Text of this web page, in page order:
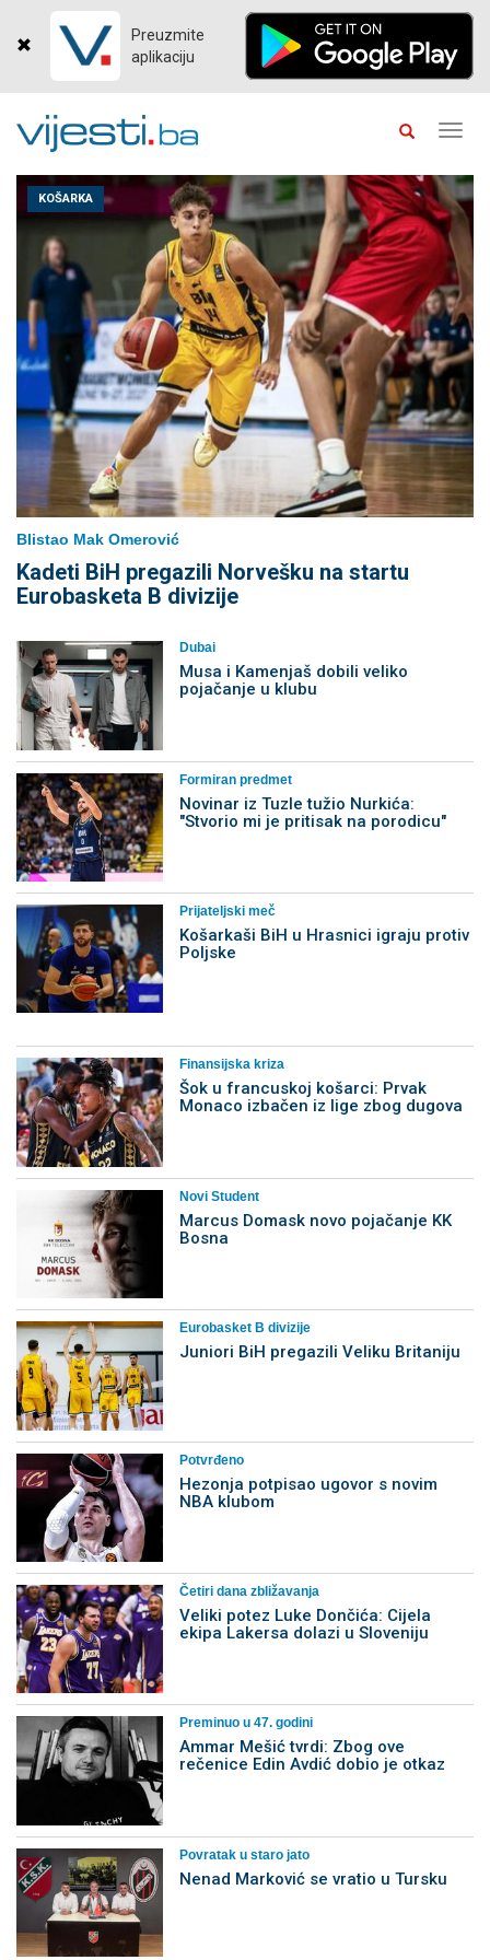
Preuzmite
aplikaciju
KOŠARKA
Blistao Mak Omerović
Kadeti BiH pregazili Norvešku na startu
Eurobasketa B divizije
Dubai
Musa i Kamenjaš dobili veliko
pojačanje u klubu
Formiran predmet
Novinar iz Tuzle tužio Nurkića:
"Stvorio mi je pritisak na porodicu"
Prijateljski meč
Košarkaši BiH u Hrasnici igraju protiv
Poljske
Finansijska kriza
Šok u francuskoj košarci: Prvak
Monaco izbačen iz lige zbog dugova
Novi Student
Marcus Domask novo pojačanje KK
Bosna
Eurobasket B divizije
Juniori BiH pregazili Veliku Britaniju
Potvrđeno
Hezonja potpisao ugovor s novim
NBA klubom
Četiri dana zbližavanja
Veliki potez Luke Dončića: Cijela
ekipa Lakersa dolazi u Sloveniju
Preminuo u 47. godini
Ammar Mešić tvrdi: Zbog ove
rečenice Edin Avdić dobio je otkaz
Povratak u staro jato
Nenad Marković se vratio u Tursku